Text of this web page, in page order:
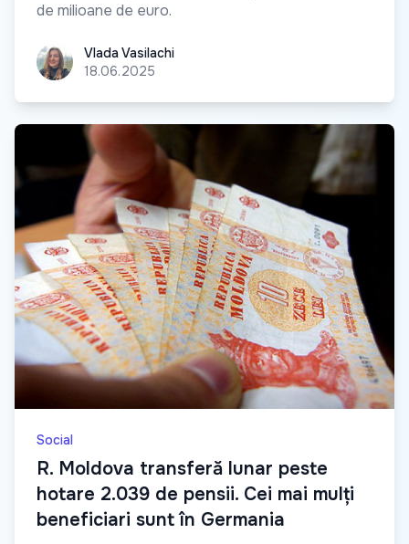
de milioane de euro.
Vlada Vasilachi
Vlada Vasilachi
18.06.2025
Social
R. Moldova transferă lunar peste
hotare 2.039 de pensii. Cei mai mulți
beneficiari sunt în Germania